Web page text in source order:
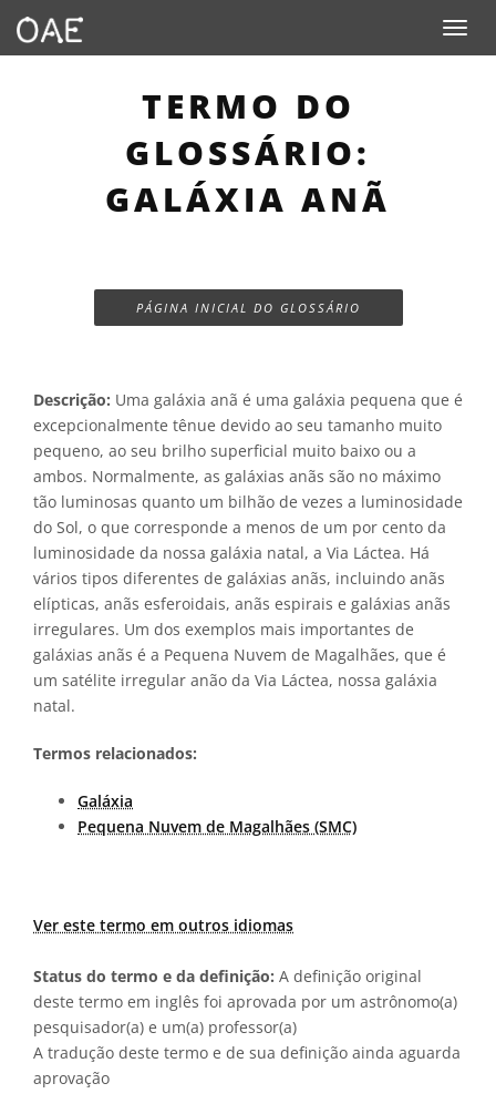
Toggle
TERMO DO
GLOSSÁRIO:
GALÁXIA ANÃ
PÁGINA INICIAL DO GLOSSÁRIO
Descrição: Uma galáxia anã é uma galáxia pequena que é
excepcionalmente tênue devido ao seu tamanho muito
pequeno, ao seu brilho superficial muito baixo ou a
ambos. Normalmente, as galáxias anãs são no máximo
tão luminosas quanto um bilhão de vezes a luminosidade
do Sol, o que corresponde a menos de um por cento da
luminosidade da nossa galáxia natal, a Via Láctea. Há
vários tipos diferentes de galáxias anãs, incluindo anãs
elípticas, anãs esferoidais, anãs espirais e galáxias anãs
irregulares. Um dos exemplos mais importantes de
galáxias anãs é a Pequena Nuvem de Magalhães, que é
um satélite irregular anão da Via Láctea, nossa galáxia
natal.
Termos relacionados:
Galáxia
Pequena Nuvem de Magalhães (SMC)
Ver este termo em outros idiomas
Status do termo e da definição: A definição original
deste termo em inglês foi aprovada por um astrônomo(a)
pesquisador(a) e um(a) professor(a)
A tradução deste termo e de sua definição ainda aguarda
aprovação